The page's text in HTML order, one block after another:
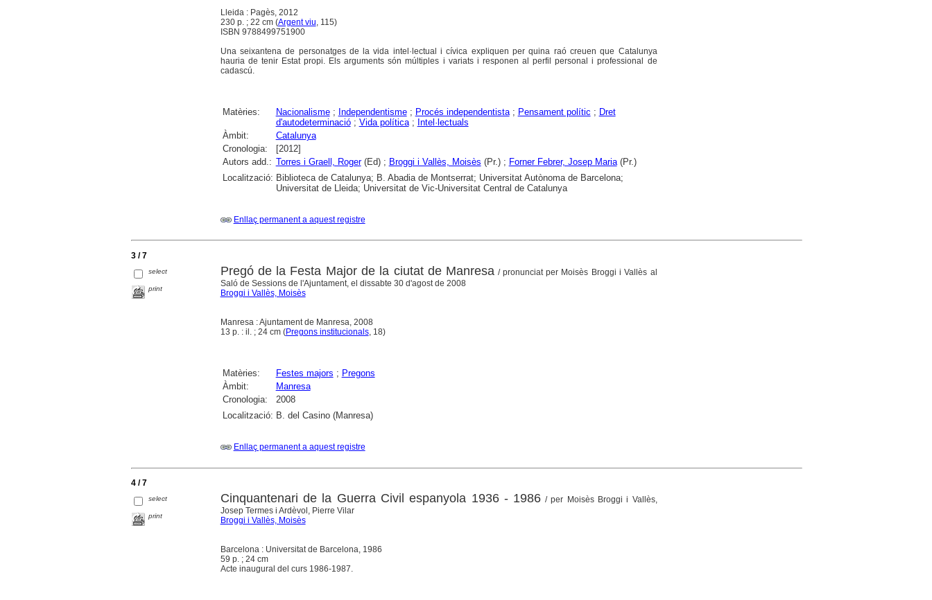
Lleida : Pagès, 2012
230 p. ; 22 cm (Argent viu, 115)
ISBN 9788499751900
Una seixantena de personatges de la vida intel·lectual i cívica expliquen per quina raó creuen que Catalunya
hauria de tenir Estat propi. Els arguments són múltiples i variats i responen al perfil personal i professional de
cadascú.
Matèries: Nacionalisme; Independentisme; Procés independentista; Pensament polític ; Dret
d'autodeterminació; Vida política; Intel·lectuals
Àmbit:
Catalunya
Cronologia:
[2012]
Autors add.: Torres i Graell, Roger(Ed) ; Broggi i Vallès, Moisès (Pr.) ; Forner Febrer, Josep Maria(Pr.)
Localització: Biblioteca de Catalunya; B. Abadia de Montserrat; Universitat Autònoma de Barcelona;
Universitat de Lleida; Universitat de Vic-Universitat Central de Catalunya
Enllaç permanent a aquest registre
3 / 7
select
print
Pregó de la Festa Major de la ciutat de Manresa / pronunciat per Moisès Broggi i Vallès al
Saló de Sessions de l'Ajuntament, el dissabte 30 d'agost de 2008
Broggi i Vallès, Moisès
Manresa : Ajuntament de Manresa, 2008
13 p. : il. ; 24 cm (Pregons institucionals, 18)
Matèries: Festes majors ; Pregons
Àmbit:
Manresa
Cronologia:
2008
Localització: B. del Casino (Manresa)
Enllaç permanent a aquest registre
4 / 7
select
print
Cinquantenari de la Guerra Civil espanyola 1936 - 1986 / per Moisès Broggi i Vallès,
Josep Termes i Ardèvol, Pierre Vilar
Broggi i Vallès, Moisès
Barcelona : Universitat de Barcelona, 1986
59 p. ; 24 cm
Acte inaugural del curs 1986-1987.